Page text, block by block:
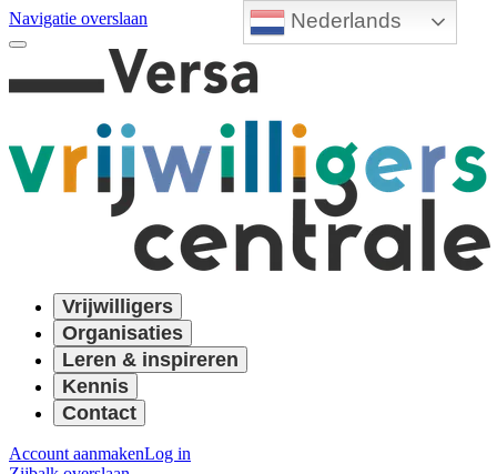
Nederlands
Navigatie overslaan
Vrijwilligers
Organisaties
Leren & inspireren
Kennis
Contact
Account aanmakenLog in